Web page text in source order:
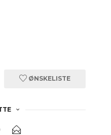
ØNSKELISTE